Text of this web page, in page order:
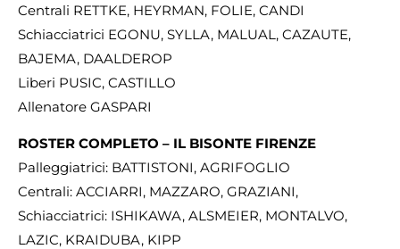
Centrali RETTKE, HEYRMAN, FOLIE, CANDI
Schiacciatrici EGONU, SYLLA, MALUAL, CAZAUTE,
BAJEMA, DAALDEROP
Liberi PUSIC, CASTILLO
Allenatore GASPARI
ROSTER COMPLETO – IL BISONTE FIRENZE
Palleggiatrici: BATTISTONI, AGRIFOGLIO
Centrali: ACCIARRI, MAZZARO, GRAZIANI,
Schiacciatrici: ISHIKAWA, ALSMEIER, MONTALVO,
LAZIC, KRAIDUBA, KIPP